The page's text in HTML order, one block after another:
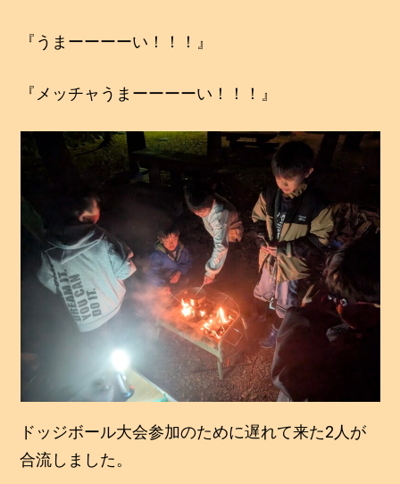
『うまーーーーい！！！』
『メッチャうまーーーーい！！！』
ドッジボール大会参加のために遅れて来た2人が
合流しました。